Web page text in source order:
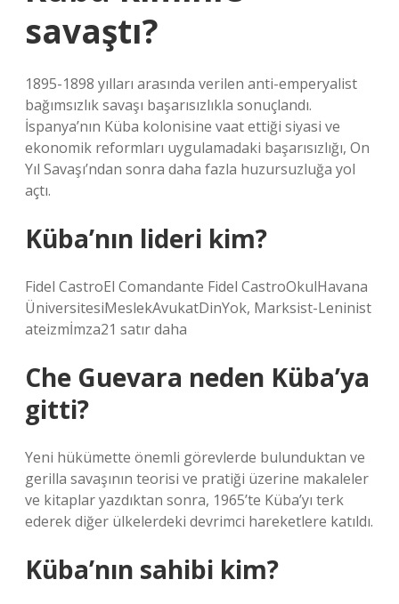
savaştı?
1895-1898 yılları arasında verilen anti-emperyalist
bağımsızlık savaşı başarısızlıkla sonuçlandı.
İspanya’nın Küba kolonisine vaat ettiği siyasi ve
ekonomik reformları uygulamadaki başarısızlığı, On
Yıl Savaşı’ndan sonra daha fazla huzursuzluğa yol
açtı.
Küba’nın lideri kim?
Fidel CastroEl Comandante Fidel CastroOkulHavana
ÜniversitesiMeslekAvukatDinYok, Marksist-Leninist
ateizmİmza21 satır daha
Che Guevara neden Küba’ya
gitti?
Yeni hükümette önemli görevlerde bulunduktan ve
gerilla savaşının teorisi ve pratiği üzerine makaleler
ve kitaplar yazdıktan sonra, 1965’te Küba’yı terk
ederek diğer ülkelerdeki devrimci hareketlere katıldı.
Küba’nın sahibi kim?